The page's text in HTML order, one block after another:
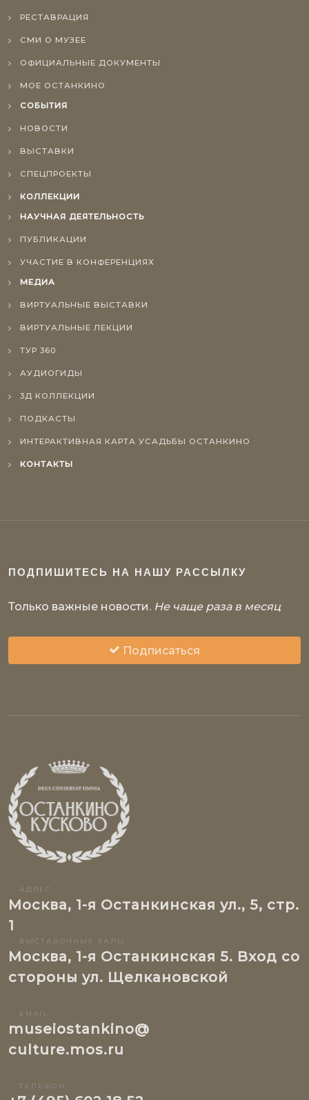
РЕСТАВРАЦИЯ
СМИ О МУЗЕЕ
ОФИЦИАЛЬНЫЕ ДОКУМЕНТЫ
МОЕ ОСТАНКИНО
СОБЫТИЯ
НОВОСТИ
ВЫСТАВКИ
СПЕЦПРОЕКТЫ
КОЛЛЕКЦИИ
НАУЧНАЯ ДЕЯТЕЛЬНОСТЬ
ПУБЛИКАЦИИ
УЧАСТИЕ В КОНФЕРЕНЦИЯХ
МЕДИА
ВИРТУАЛЬНЫЕ ВЫСТАВКИ
ВИРТУАЛЬНЫЕ ЛЕКЦИИ
ТУР 360
АУДИОГИДЫ
3Д КОЛЛЕКЦИИ
ПОДКАСТЫ
ИНТЕРАКТИВНАЯ КАРТА УСАДЬБЫ ОСТАНКИНО
КОНТАКТЫ
ПОДПИШИТЕСЬ НА НАШУ РАССЫЛКУ
Только важные новости. Не чаще раза в месяц
Подписаться
АДРЕС:
Москва, 1-я Останкинская ул., 5, стр.
1
ВЫСТАВОЧНЫЕ ЗАЛЫ:
Москва, 1-я Останкинская 5. Вход со
стороны ул. Щелкановской
EMAIL:
museiostankino@
culture.mos.ru
ТЕЛЕФОН: